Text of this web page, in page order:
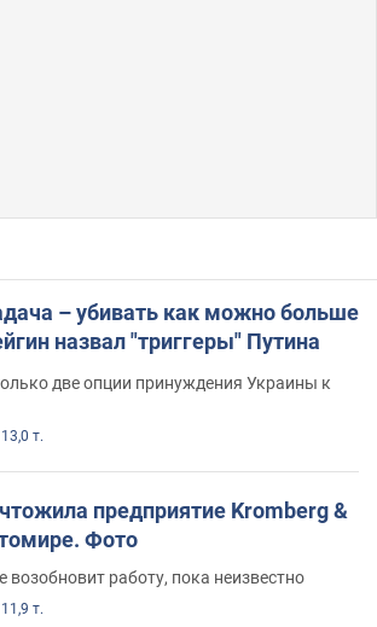
– убивать как можно больше
назвал "триггеры" Путина
две опции принуждения Украины к
13,0 т.
предприятие Kromberg &
Фото
возобновит работу, пока неизвестно
11,9 т.